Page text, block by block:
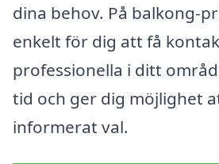
dina behov. På balkong-
enkelt för dig att få
professionella i ditt
tid och ger dig möjlighet
informerat val.